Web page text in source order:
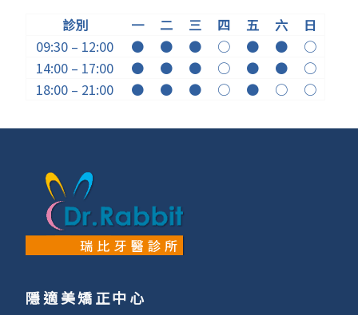
診別 一 二 三 四 五 六
日
09:30 – 12:00
● ● ● ○ ● ●
○
14:00 – 17:00
● ● ● ○ ● ●
○
18:00 – 21:00
● ● ● ○ ● ○ ○
隱適美矯正中心